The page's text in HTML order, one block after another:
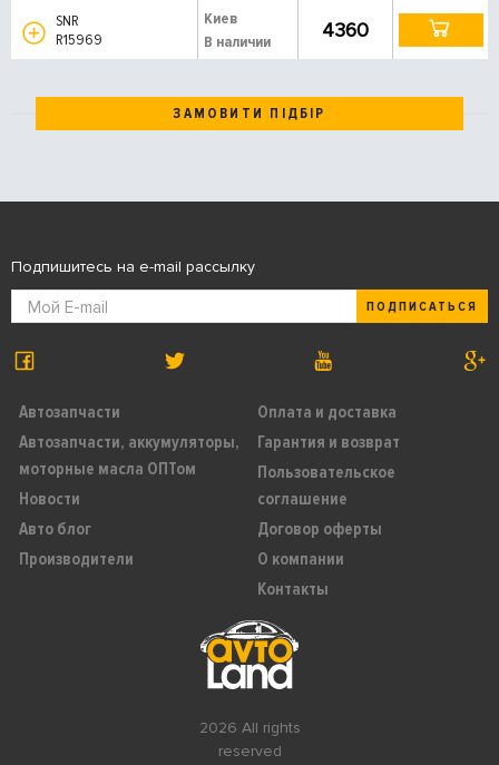
SNR
R15969
Киев
В наличии
4360
ЗАМОВИТИ ПІДБІР
2026 All rights
reserved
Автозапчасти
Автозапчасти, аккумуляторы,
моторные масла ОПТом
Новости
Авто блог
Производители
Оплата и доставка
Гарантия и возврат
Пользовательское
соглашение
Договор оферты
О компании
Контакты
Подпишитесь на e-mail рассылку
ПОДПИСАТЬСЯ